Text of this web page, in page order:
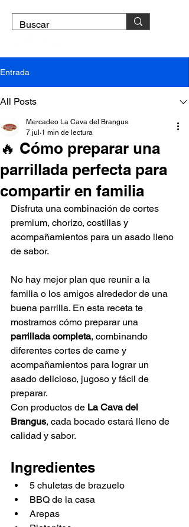
Entrada
All Posts
🔥 Cómo preparar una
parrillada perfecta para
compartir en familia
Mercadeo La Cava del Brangus
7 jul 1 min de lectura
Disfruta una combinación de cortes
premium, chorizo, costillas y
acompañamientos para un asado lleno
de sabor.
No hay mejor plan que reunir a la
familia o los amigos alrededor de una
buena parrilla. En esta receta te
mostramos cómo preparar una
parrillada completa, combinando
diferentes cortes de carne y
acompañamientos para lograr un
asado delicioso, jugoso y fácil de
preparar.
Con productos de La Cava del
Brangus, cada bocado estará lleno de
calidad y sabor.
Ingredientes
5 chuletas de brazuelo
BBQ de la casa
Arepas